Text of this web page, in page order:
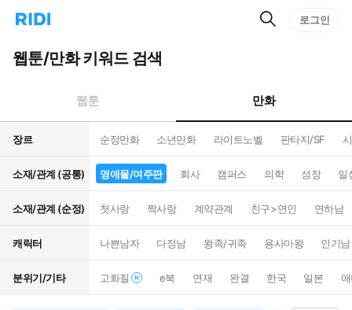
리
홈
으
턴
트
검
로그인
웹툰/만화 키워드 검색
웹툰 만화
장르 순정만화 소년만화 라이트노벨 판타지/SF
소재/관계 (공통) 영애물/여주판 회사 캠퍼스 의학 성장 일
소재/관계 (순정) 첫사랑 짝사랑 계약관계 친구>연인 연하남
캐릭터 나쁜남자 다정남 왕족/귀족 용사마왕 인기남
분위기/기타 고화질 e북 연재 완결 한국 일본